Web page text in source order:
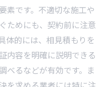
素です。不適切な施工や
ためにも、契約前に注意
体的には、相見積もりを
内容を明確に説明できる
べるなどが有効です。ま